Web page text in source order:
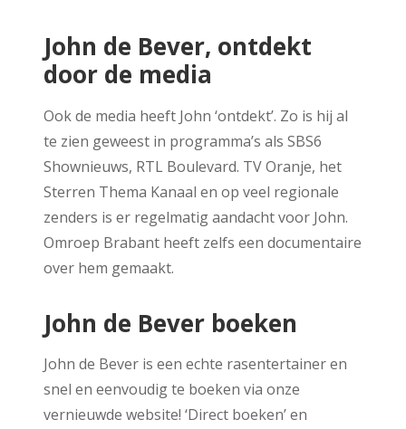
John de Bever, ontdekt
door de media
Ook de media heeft John ‘ontdekt’. Zo is hij al
te zien geweest in programma’s als SBS6
Shownieuws, RTL Boulevard. TV Oranje, het
Sterren Thema Kanaal en op veel regionale
zenders is er regelmatig aandacht voor John.
Omroep Brabant heeft zelfs een documentaire
over hem gemaakt.
John de Bever boeken
John de Bever is een echte rasentertainer en
snel en eenvoudig te boeken via onze
vernieuwde website! ‘Direct boeken’ en